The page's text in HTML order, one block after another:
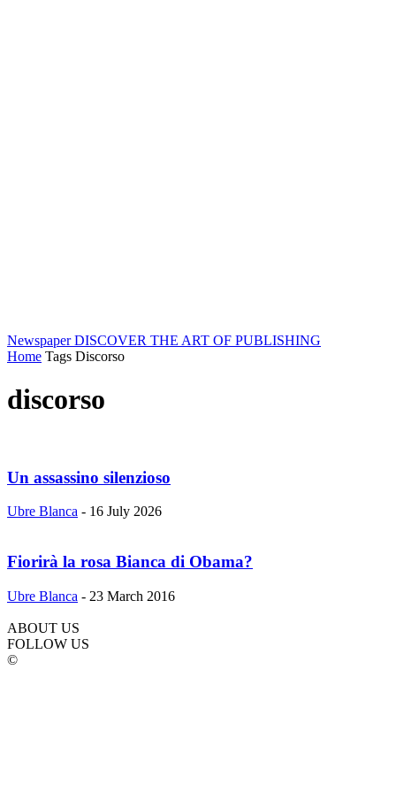
Newspaper DISCOVER THE ART OF PUBLISHING
Home Tags Discorso
discorso
Un assassino silenzioso
Ubre Blanca - 16 July 2026
Fiorirà la rosa Bianca di Obama?
Ubre Blanca - 23 March 2016
ABOUT US
FOLLOW US
©